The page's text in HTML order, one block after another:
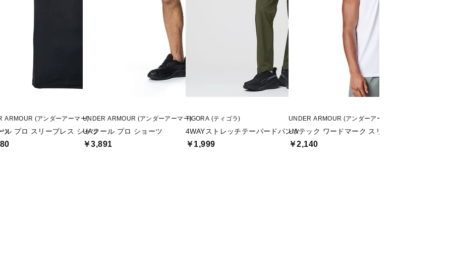
ツ
ARMOUR (アンダーアーマー)
ル プロ スリーブレス シャツ
UNDER ARMOUR (アンダーアーマー)
UAクール プロ ショーツ
￥3,891
TIGORA (ティゴラ)
4WAYストレッチテーパードパンツ
￥1,999
UNDER ARMOUR (アンダーアーマー)
UAテック ワードマーク スリーブレス シャツ
￥2,140